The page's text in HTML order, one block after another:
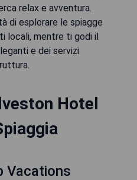
relax e avventura.
di esplorare le spiagge
locali, mentre ti godi il
e dei servizi
Hotel
Vacations